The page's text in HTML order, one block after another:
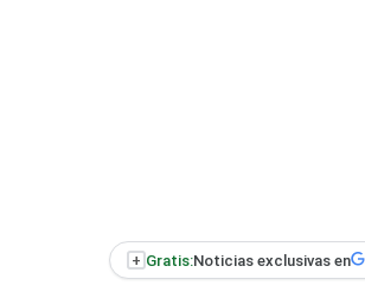
+ Gratis:Noticias exclusivas en